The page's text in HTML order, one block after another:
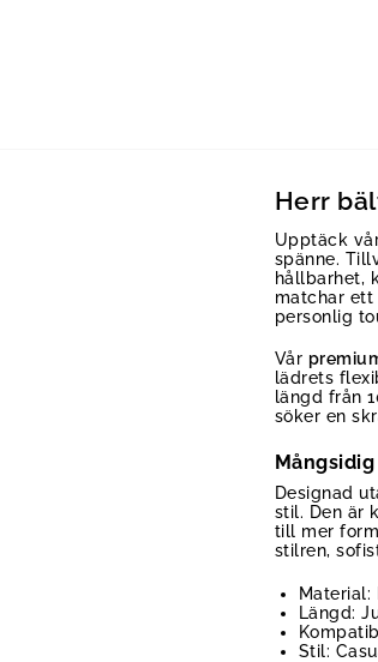
Herr
Upptäck
spänne.
hållbarhet,
matchar
personlig
Vår
lädrets
längd från
söker en
Designad
stil. Den är
till mer
stilren,
Längd:
Stil: